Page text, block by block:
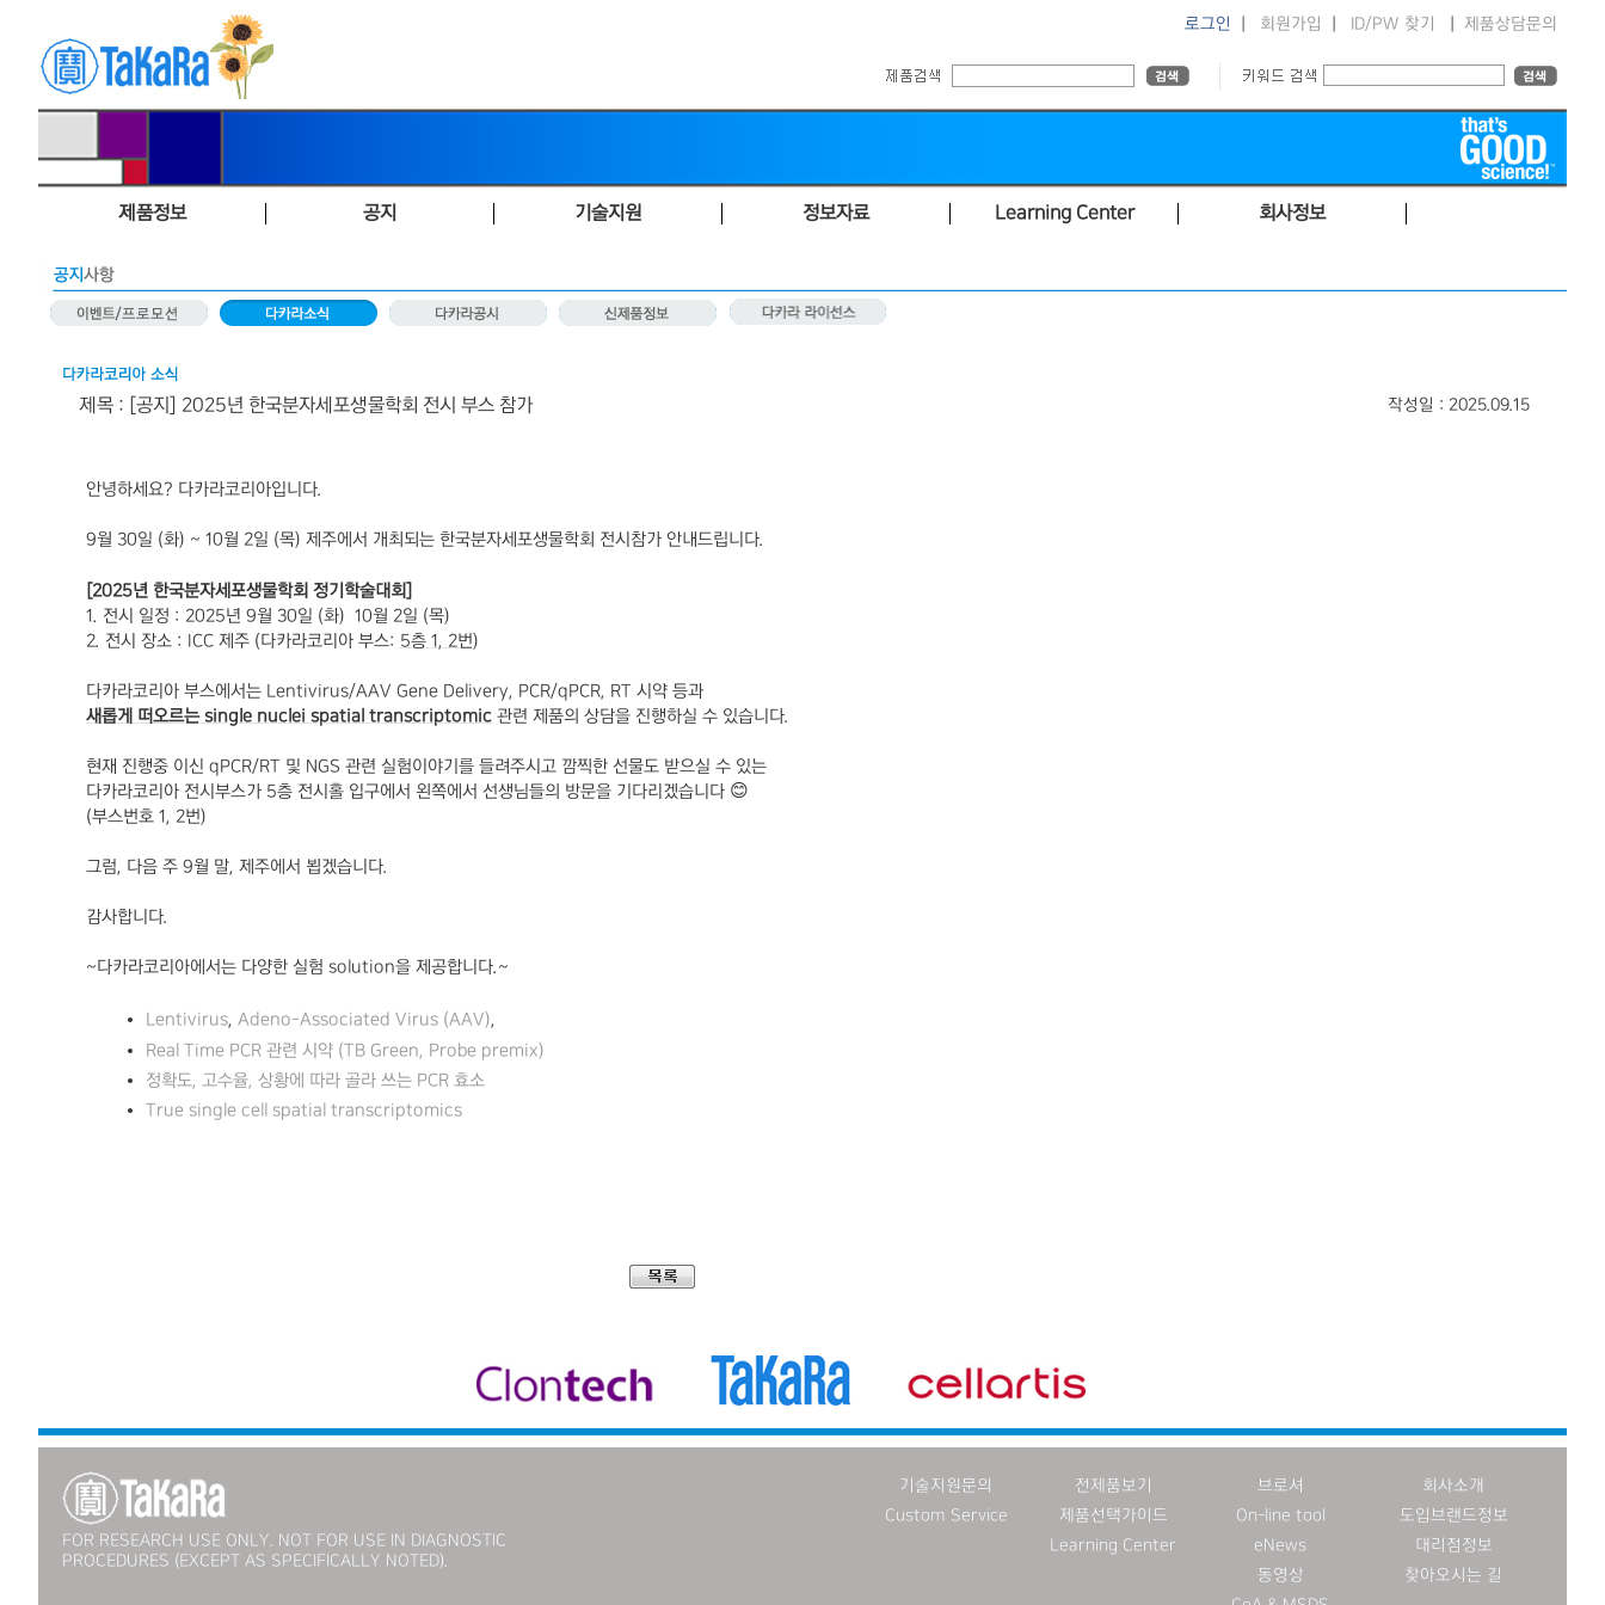
로그인 회원가입 ID/PW 찾기 제품상담문의
제품정보 공지 기술지원 정보자료 Learning Center 회사정보
제목 : [공지] 2025년 한국분자세포생물학회 전시 부스 참가 작성일 : 2025.09.15
안녕하세요? 다카라코리아입니다.
9월 30일 (화) ~ 10월 2일 (목) 제주에서 개최되는 한국분자세포생물학회 전시참가 안내드립니다.
[2025년 한국분자세포생물학회 정기학술대회
1. 전시 일정 : 2025년 9월 30일 (화) 10월 2일 (목)
2. 전시 장소 : ICC 제주 (다카라코리아 부스: 5층 1, 2번)
다카라코리아 부스에서는 Lentivirus/AAV Gene Delivery, PCR/qPCR, RT 시약 등과
새롭게 떠오르는single nuclei spatial transcriptomic 관련 제품의 상담을 진행하실 수 있습니다.
현재 진행중 이신 qPCR/RT 및 NGS 관련 실험이야기를 들려주시고 깜찍한 선물도 받으실 수 있는
다카라코리아 전시부스가 5층 전시홀 입구에서 왼쪽에서 선생님들의 방문을 기다리겠습니다 😊
(부스번호 1, 2번)
그럼, 다음 주 9월 말, 제주에서 뵙겠습니다.
감사합니다.
~다카라코리아에서는 다양한 실험 solution을 제공합니다.~
Lentivirus, Adeno-Associated Virus (AAV),
Real Time PCR 관련 시 약 (TB Green, Probe premix)
정확도, 고수율, 상황에 따라 골라 쓰는 PCR 효소
True single cell spatial transcriptomics
FOR RESEARCH USE ONLY. NOT FOR USE IN DIAGNOSTIC
PROCEDURES (EXCEPT AS SPECIFICALLY NOTED).
기술지원문의
Custom Service
전제품보기
제품선택가이드
Learning Center
브로셔
On-line tool
eNews
동영상
회사소개
도입브랜드정보
대리점정보
찾아오시는 길